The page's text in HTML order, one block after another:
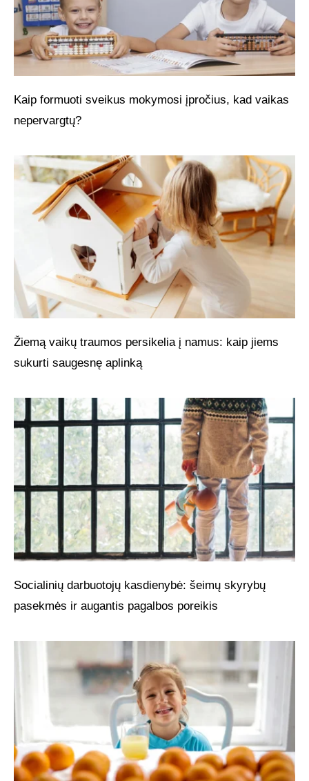
Kaip formuoti sveikus mokymosi įpročius, kad vaikas
nepervargtų?
Žiemą vaikų traumos persikelia į namus: kaip jiems
sukurti saugesnę aplinką
Socialinių darbuotojų kasdienybė: šeimų skyrybų
pasekmės ir augantis pagalbos poreikis